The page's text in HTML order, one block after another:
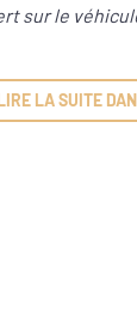
sur le
LA SUITE